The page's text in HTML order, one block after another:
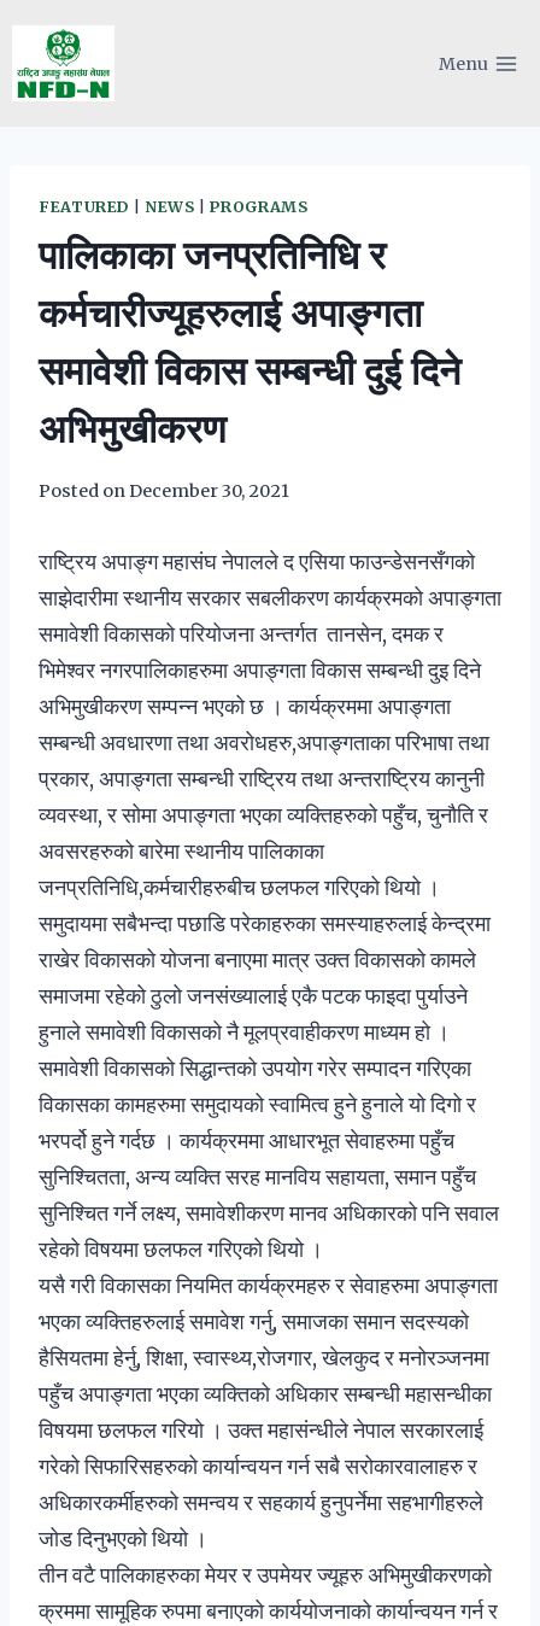
content
Menu
FEATURED NEWS |PROGRAMS
पालिकाका जनप्रतिनिधि र
कर्मचारीज्यूहरुलाई अपाङ्गता
समावेशी विकास सम्बन्धी दुई दिने
अभिमुखीकरण
Posted onDecember 30, 2021
राष्ट्रिय अपाङ्ग महासंघ नेपालले द एसिया फाउन्डेसनसँगको
साझेदारीमा स्थानीय सरकार सबलीकरण कार्यक्रमको अपाङ्गता
समावेशी विकासको परियोजना अन्तर्गत तानसेन, दमक र
भिमेश्वर नगरपालिकाहरुमा अपाङ्गता विकास सम्बन्धी दुइ दिने
अभिमुखीकरण सम्पन्न भएको छ । कार्यक्रममा अपाङ्गता
सम्बन्धी अवधारणा तथा अवरोधहरु,अपाङ्गताका परिभाषा तथा
प्रकार, अपाङ्गता सम्बन्धी राष्ट्रिय तथा अन्तराष्ट्रिय कानुनी
व्यवस्था, र सोमा अपाङ्गता भएका व्यक्तिहरुको पहुँच, चुनौति र
अवसरहरुको बारेमा स्थानीय पालिकाका
जनप्रतिनिधि,कर्मचारीहरुबीच छलफल गरिएको थियो ।
समुदायमा सबैभन्दा पछाडि परेकाहरुका समस्याहरुलाई केन्द्रमा
राखेर विकासको योजना बनाएमा मात्र उक्त विकासको कामले
समाजमा रहेको ठुलो जनसंख्यालाई एकै पटक फाइदा पुर्याउने
हुनाले समावेशी विकासको नै मूलप्रवाहीकरण माध्यम हो ।
समावेशी विकासको सिद्धान्तको उपयोग गरेर सम्पादन गरिएका
विकासका कामहरुमा समुदायको स्वामित्व हुने हुनाले यो दिगो र
भरपर्दो हुने गर्दछ । कार्यक्रममा आधारभूत सेवाहरुमा पहुँच
सुनिश्चितता, अन्य व्यक्ति सरह मानविय सहायता, समान पहुँच
सुनिश्चित गर्ने लक्ष्य, समावेशीकरण मानव अधिकारको पनि सवाल
रहेको विषयमा छलफल गरिएको थियो ।
यसै गरी विकासका नियमित कार्यक्रमहरु र सेवाहरुमा अपाङ्गता
भएका व्यक्तिहरुलाई समावेश गर्नु, समाजका समान सदस्यको
हैसियतमा हेर्नु, शिक्षा, स्वास्थ्य,रोजगार, खेलकुद र मनोरञ्जनमा
पहुँच अपाङ्गता भएका व्यक्तिको अधिकार सम्बन्धी महासन्धीका
विषयमा छलफल गरियो । उक्त महासंन्धीले नेपाल सरकारलाई
गरेको सिफारिसहरुको कार्यान्वयन गर्न सबै सरोकारवालाहरु र
अधिकारकर्मीहरुको समन्वय र सहकार्य हुनुपर्नेमा सहभागीहरुले
जोड दिनुभएको थियो ।
तीन वटै पालिकाहरुका मेयर र उपमेयर ज्यूहरु अभिमुखीकरणको
क्रममा सामूहिक रुपमा बनाएको कार्ययोजनाको कार्यान्वयन गर्न र